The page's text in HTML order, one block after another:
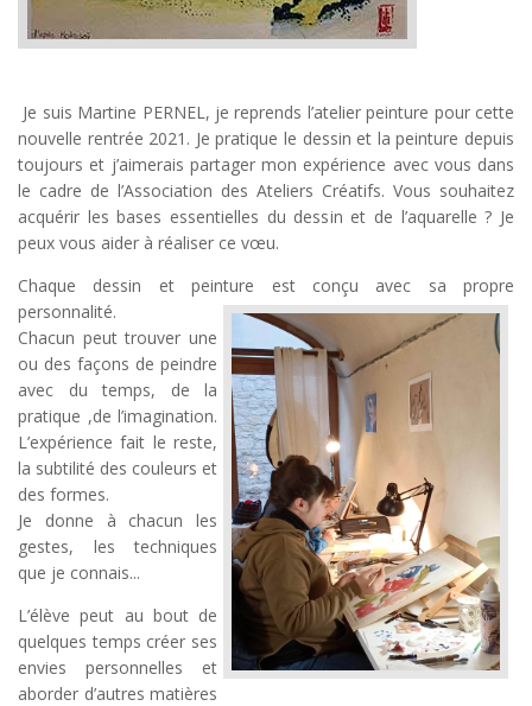
Je suis Martine PERNEL, je reprends l’atelier peinture pour cette
nouvelle rentrée 2021. Je pratique le dessin et la peinture depuis
toujours et j’aimerais partager mon expérience avec vous dans
le cadre de l’Association des Ateliers Créatifs. Vous souhaitez
acquérir les bases essentielles du dessin et de l’aquarelle ? Je
peux vous aider à réaliser ce vœu.
Chaque dessin et peinture est conçu avec sa propre
personnalité.
Chacun peut trouver une
ou des façons de peindre
avec du temps, de la
pratique ,de l’imagination.
L’expérience fait le reste,
la subtilité des couleurs et
des formes.
Je donne à chacun les
gestes, les techniques
que je connais...
L’élève peut au bout de
quelques temps créer ses
envies personnelles et
aborder d’autres matières